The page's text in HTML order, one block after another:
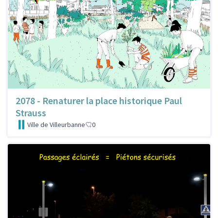
2078 - Renaturer la place historique Paul
Strauss
Ville de Villeurbanne 0